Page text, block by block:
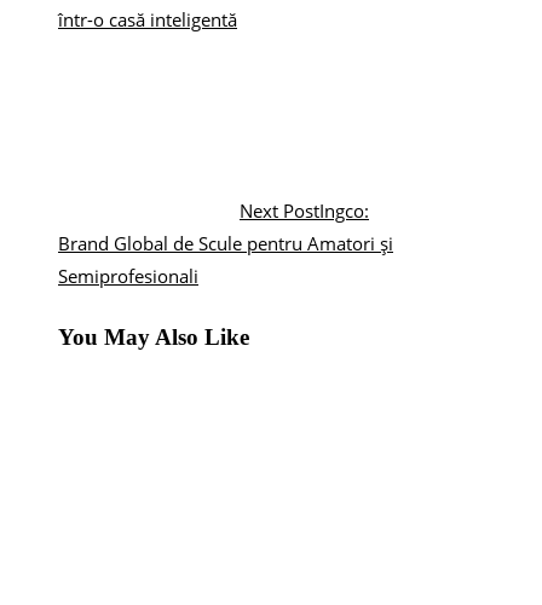
într-o casă inteligentă
Next PostIngco:
Brand Global de Scule pentru Amatori și
Semiprofesionali
You May Also Like